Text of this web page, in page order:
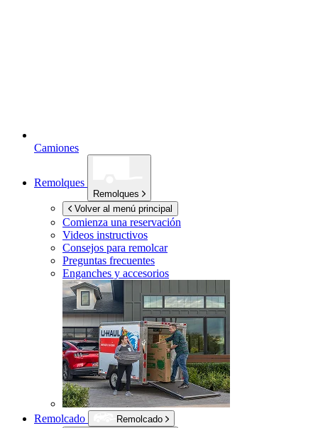
Camiones
Remolques
Remolques
Volver al menú principal
Comienza una reservación
Videos instructivos
Consejos para remolcar
Preguntas frecuentes
Enganches y accesorios
Remolcado
Remolcado